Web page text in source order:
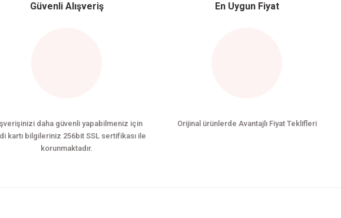
Güvenli Alışveriş
daha güvenli yapabilmeniz için
kartı bilgileriniz 256bit SSL sertifikası ile
korunmaktadır.
En Uygun Fiyat
Orijinal ürünlerde Avantajlı Fiyat Teklifleri